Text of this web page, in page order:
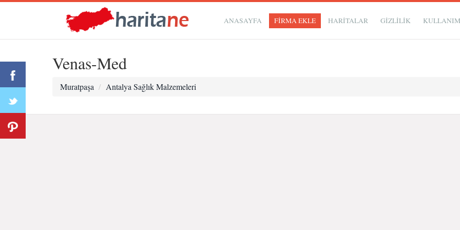
ANASAYFA FİRMA EKLE HARİTALAR GIZLILIK
Venas-Med
Muratpaşa Antalya Sağlık Malzemeleri